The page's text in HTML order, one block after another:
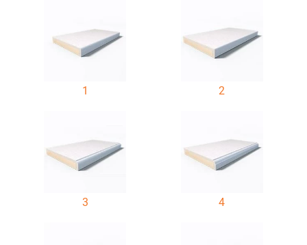
1 2
3 4